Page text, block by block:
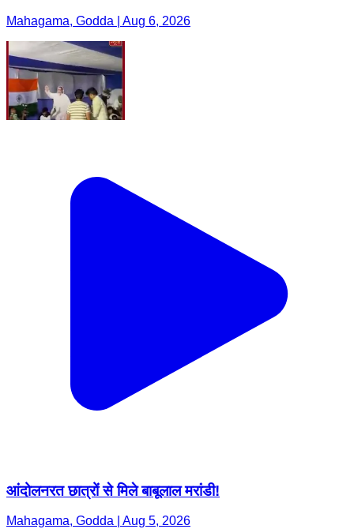
Mahagama, Godda | Aug 6, 2026
आंदोलनरत छात्रों से मिले बाबूलाल मरांडी!
Mahagama, Godda | Aug 5, 2026